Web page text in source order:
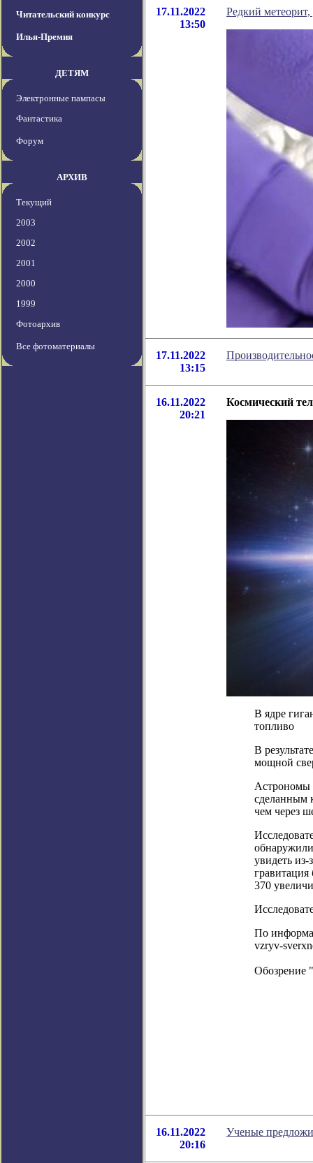
Читательский конкурс
Илья-Премия
ДЕТЯМ
Электронные пампасы
Фантастика
Форум
АРХИВ
Текущий
2003
2002
2001
2000
1999
Фотоархив
Все фотоматериалы
17.11.2022
13:50
Редкий
17.11.2022
13:15
16.11.2022
20:21
Космический
В ядре
топливо
В
мощной
Астрономы
сделанным
чем через
увидеть из-
370
По
vzryv-
Обозрение "
16.11.2022
20:16
Ученые